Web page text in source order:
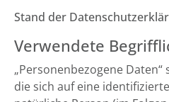
Stand der
Verwendete
„Personenbezogene
die sich auf eine